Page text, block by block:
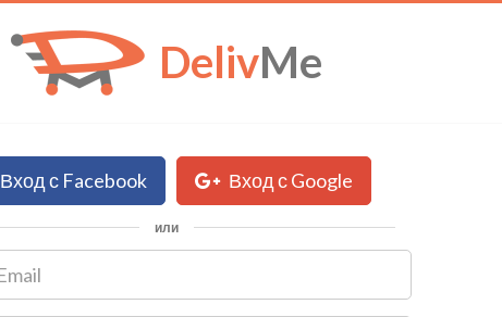
DelivMe
Вход с Facebook Вход с Google
или